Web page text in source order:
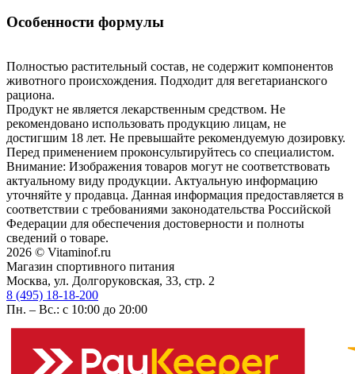
Особенности формулы
Полностью растительный состав, не содержит компонентов
животного происхождения. Подходит для вегетарианского
рациона.
Продукт не является лекарственным средством. Не
рекомендовано использовать продукцию лицам, не
достигшим 18 лет. Не превышайте рекомендуемую дозировку.
Перед применением проконсультируйтесь со специалистом.
Внимание: Изображения товаров могут не соответствовать
актуальному виду продукции. Актуальную информацию
уточняйте у продавца. Данная информация предоставляется в
соответствии с требованиями законодательства Российской
Федерации для обеспечения достоверности и полноты
сведений о товаре.
2026 © Vitaminof.ru
Магазин спортивного питания
Москва, ул. Долгоруковская, 33, стр. 2
8 (495) 18-18-200
Пн. – Вс.: с 10:00 до 20:00